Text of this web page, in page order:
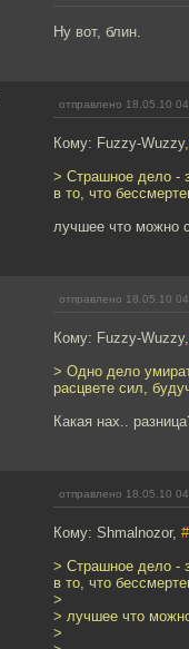
Ну вот, блин.
отправлено 18.05.10
Кому: Fuzzy-Wuzzy,
> Страшное дело -
в то, что
лучшее что можно
отправлено 18.05.10
Кому: Fuzzy-Wuzzy,
> Одно дело
расцвете сил,
Какая нах..
отправлено 18.05.10
Кому: Shmalnozor,
> Страшное дело -
в то, что
>
> лучшее что
>